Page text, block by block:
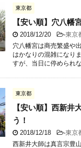
東京都
【安い順】穴八幡
2018/12/20 -東京
穴八幡宮は商売繁盛や
はかなりの混雑になり
すが、当日に停められ
東京都
【安い順】西新井
う！
2018/12/18 -東京
西新井大師は真言宗豊